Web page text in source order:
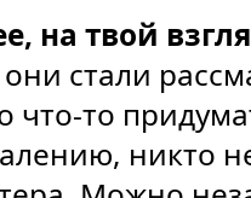
на твой
стали
что-то
никто